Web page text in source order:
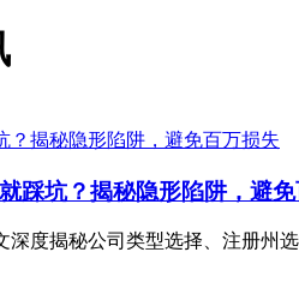
踩坑？揭秘隐形陷阱，避
度揭秘公司类型选择、注册州